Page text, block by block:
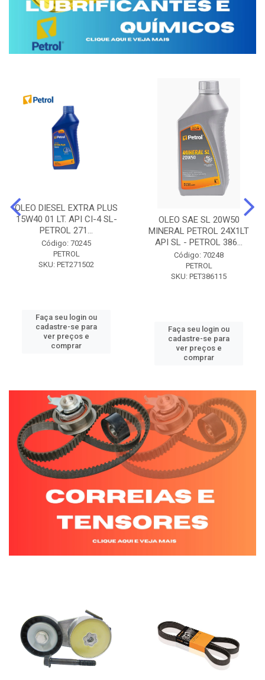
OLEO DIESEL EXTRA PLUS
15W40 01 LT. API CI-4 SL-
PETROL 271...
Código: 70245
PETROL
SKU: PET271502
Faça seu login ou
cadastre-se para
ver preços e
comprar
OLEO SAE SL 20W50
MINERAL PETROL 24X1LT
API SL - PETROL 386...
Código: 70248
PETROL
SKU: PET386115
Faça seu login ou
cadastre-se para
ver preços e
comprar